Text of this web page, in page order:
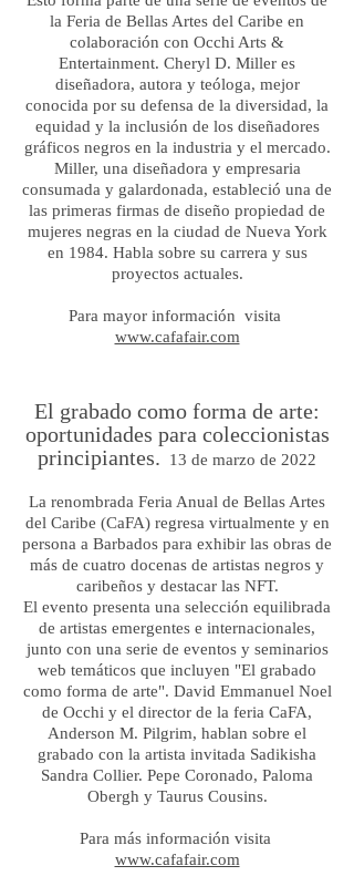
la Feria de Bellas Artes del Caribe en
colaboración con Occhi Arts &
Entertainment. Cheryl D. Miller es
diseñadora, autora y teóloga, mejor
conocida por su defensa de la diversidad, la
equidad y la inclusión de los diseñadores
gráficos negros en la industria y el mercado.
Miller, una diseñadora y empresaria
consumada y galardonada, estableció una de
las primeras firmas de diseño propiedad de
mujeres negras en la ciudad de Nueva York
en 1984. Habla sobre su carrera y sus
proyectos actuales.
Para mayor información visita
www.cafafair.com
El grabado como forma de arte:
oportunidades para coleccionistas
principiantes.
13 de marzo de 2022
La renombrada Feria Anual de Bellas Artes
del Caribe (CaFA) regresa virtualmente y en
persona a Barbados para exhibir las obras de
más de cuatro docenas de artistas negros y
caribeños y destacar las NFT.
El evento presenta una selección equilibrada
de artistas emergentes e internacionales,
junto con una serie de eventos y seminarios
web temáticos que incluyen "El grabado
como forma de arte". David Emmanuel Noel
de Occhi y el director de la feria CaFA,
Anderson M. Pilgrim, hablan sobre el
grabado con la artista invitada Sadikisha
Sandra Collier. Pepe Coronado, Paloma
Obergh y Taurus Cousins.
Para más información visita
www.cafafair.com